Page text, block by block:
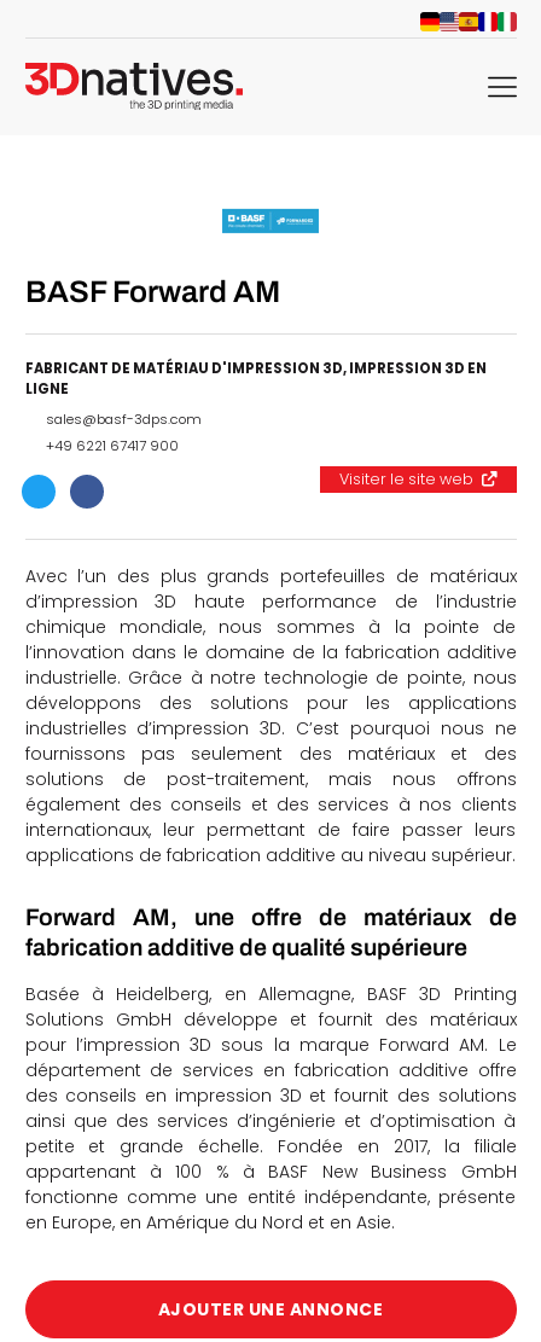
menu
BASF Forward AM
FABRICANT DE MATÉRIAU D'IMPRESSION 3D,IMPRESSION 3D EN
LIGNE
sales@basf-3dps.com
+49 6221 67417 900
Visiter le site web
Avec l’un des plus grands portefeuilles de matériaux
d’impression 3D haute performance de l’industrie
chimique mondiale, nous sommes à la pointe de
l’innovation dans le domaine de la fabrication additive
industrielle. Grâce à notre technologie de pointe, nous
développons des solutions pour les applications
industrielles d’impression 3D. C’est pourquoi nous ne
fournissons pas seulement des matériaux et des
solutions de post-traitement, mais nous offrons
également des conseils et des services à nos clients
internationaux, leur permettant de faire passer leurs
applications de fabrication additive au niveau supérieur.
Forward AM, une offre de matériaux de
fabrication additive de qualité supérieure
Basée à Heidelberg, en Allemagne, BASF 3D Printing
Solutions GmbH développe et fournit des matériaux
pour l’impression 3D sous la marque Forward AM. Le
département de services en fabrication additive offre
des conseils en impression 3D et fournit des solutions
ainsi que des services d’ingénierie et d’optimisation à
petite et grande échelle. Fondée en 2017, la filiale
appartenant à 100 % à BASF New Business GmbH
fonctionne comme une entité indépendante, présente
en Europe, en Amérique du Nord et en Asie.
AJOUTER UNE ANNONCE